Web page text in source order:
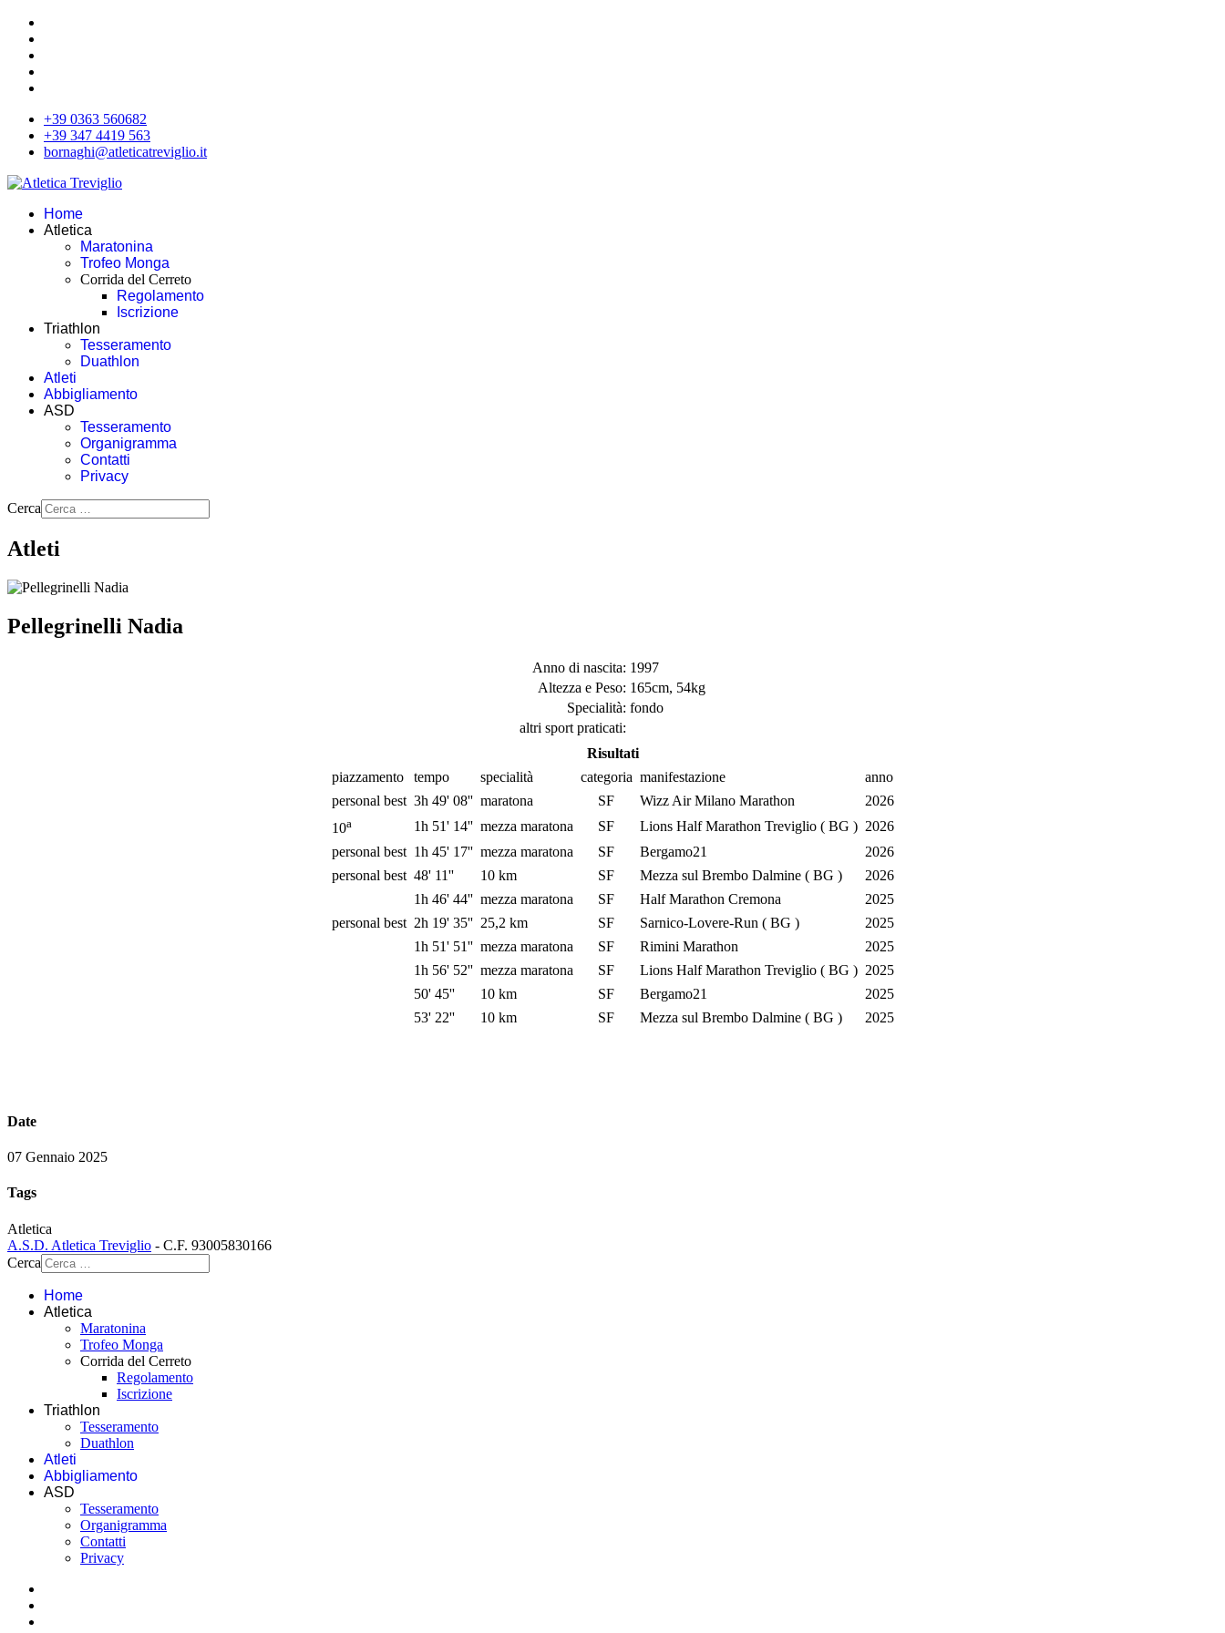
+39 0363 560682
+39 347 4419 563
bornaghi@atleticatreviglio.it
Home
Atletica
Maratonina
Trofeo Monga
Corrida del Cerreto
Regolamento
Iscrizione
Triathlon
Tesseramento
Duathlon
Atleti
Abbigliamento
ASD
Tesseramento
Organigramma
Contatti
Privacy
Cerca
Atleti
Pellegrinelli Nadia
Anno di nascita: 1997
Altezza e Peso: 165cm, 54kg
Specialità: fondo
altri sport praticati:
Risultati
piazzamento
tempo specialità categoria manifestazione
anno
personal best 3h 49' 08'' maratona SF Wizz Air Milano Marathon
2026
10a 1h 51' 14'' mezza maratona SF Lions Half Marathon Treviglio ( BG ) 2026
personal best 1h 45' 17'' mezza maratona SF Bergamo21
2026
personal best 48' 11'' 10 km SF Mezza sul Brembo Dalmine ( BG )
2026
1h 46' 44'' mezza maratona SF Half Marathon Cremona
2025
personal best 2h 19' 35'' 25,2 km SF Sarnico-Lovere-Run ( BG )
2025
1h 51' 51'' mezza maratona SF Rimini Marathon
2025
1h 56' 52'' mezza maratona SF Lions Half Marathon Treviglio ( BG ) 2025
50' 45''
10 km SF Bergamo21
2025
53' 22''
10 km SF Mezza sul Brembo Dalmine ( BG ) 2025
Date
07 Gennaio 2025
Tags
Atletica
A.S.D. Atletica Treviglio - C.F. 93005830166
Cerca
Home
Atletica
Maratonina
Trofeo Monga
Corrida del Cerreto
Regolamento
Iscrizione
Triathlon
Tesseramento
Duathlon
Atleti
Abbigliamento
ASD
Tesseramento
Organigramma
Contatti
Privacy